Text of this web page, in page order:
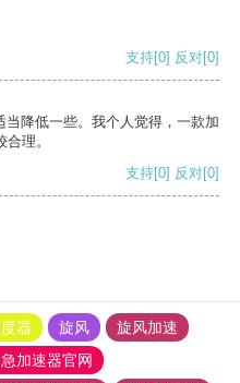
支持[0] 反对[0]
降低一些。我个人觉得，一款加
理。
支持[0] 反对[0]
器 旋风
旋风加速
加速器官网